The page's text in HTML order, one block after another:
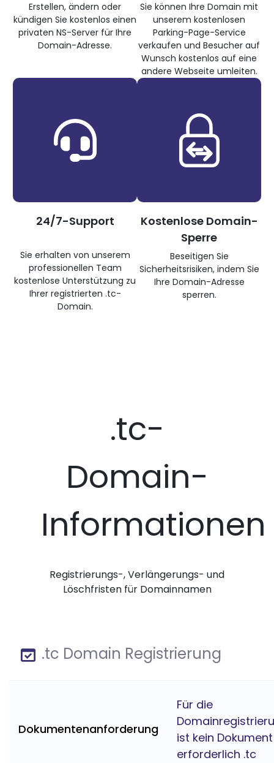
Erstellen, ändern oder
kündigen Sie kostenlos einen
privaten NS-Server für Ihre
Domain-Adresse.
Sie können Ihre Domain mit
unserem kostenlosen
Parking-Page-Service
verkaufen und Besucher auf
Wunsch kostenlos auf eine
andere Webseite umleiten.
24/7-Support
Sie erhalten von unserem
professionellen Team
kostenlose Unterstützung zu
Ihrer registrierten .tc-
Domain.
Kostenlose Domain-
Sperre
Beseitigen Sie
Sicherheitsrisiken, indem Sie
Ihre Domain-Adresse
sperren.
.tc-
Domain-
Informationen
Registrierungs-, Verlängerungs- und
Löschfristen für Domainnamen
.tc Domain Registrierung
Dokumentenanforderung
Für die
ist kein Dokument
erforderlich .tc